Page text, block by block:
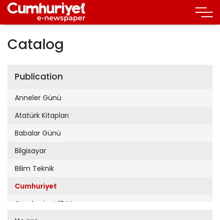
Catalog
Publication
Anneler Günü
Atatürk Kitapları
Babalar Günü
Bilgisayar
Bilim Teknik
Cumhuriyet
Cumhuriyet 19 Mayıs